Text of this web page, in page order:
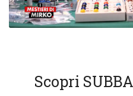
Scopri